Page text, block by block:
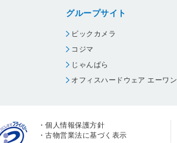
グループサイト
ビックカメラ
コジマ
じゃんぱら
オフィスハードウェア エーワン
・個人情報保護方針
・古物営業法に基づく表示